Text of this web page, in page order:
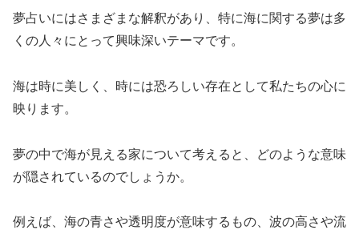
夢占いにはさまざまな解釈があり、特に海に関する夢は多
くの人々にとって興味深いテーマです。
海は時に美しく、時には恐ろしい存在として私たちの心に
映ります。
夢の中で海が見える家について考えると、どのような意味
が隠されているのでしょうか。
例えば、海の青さや透明度が意味するもの、波の高さや流